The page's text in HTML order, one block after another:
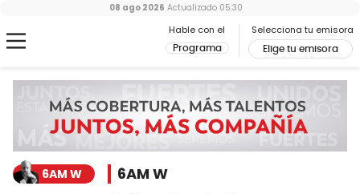
Hable con el
Programa
Selecciona tu emisora
Elige tu emisora
08 ago 2026 Actualizado 05:30
6AM W 6AM W